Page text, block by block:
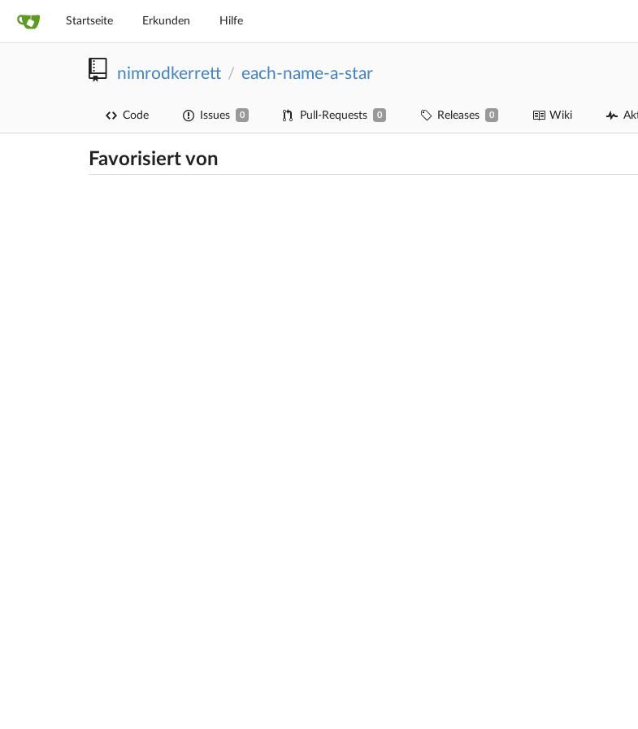
Startseite Erkunden Hilfe
nimrodkerrett / each-name-a-star
Code Issues 0 Pull-Requests 0 Releases 0 Wiki
Favorisiert von